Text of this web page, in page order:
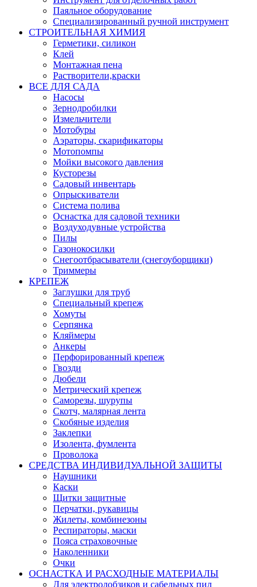
Паяльное оборудование
Специализированный ручной инструмент
СТРОИТЕЛЬНАЯ ХИМИЯ
Герметики, силикон
Клей
Монтажная пена
Растворители,краски
ВСЕ ДЛЯ САДА
Насосы
Зернодробилки
Измельчители
Мотобуры
Аэраторы, скарификаторы
Мотопомпы
Мойки высокого давления
Кусторезы
Садовый инвентарь
Опрыскиватели
Система полива
Оснастка для садовой техники
Воздуходувные устройства
Пилы
Газонокосилки
Снегоотбрасыватели (снегоуборщики)
Триммеры
КРЕПЕЖ
Заглушки для труб
Специальный крепеж
Хомуты
Серпянка
Кляймеры
Анкеры
Перфорированный крепеж
Гвозди
Дюбели
Метрический крепеж
Саморезы, шурупы
Скотч, малярная лента
Скобяные изделия
Заклепки
Изолента, фумлента
Проволока
СРЕДСТВА ИНДИВИДУАЛЬНОЙ ЗАЩИТЫ
Наушники
Каски
Щитки защитные
Перчатки, рукавицы
Жилеты, комбинезоны
Респираторы, маски
Пояса страховочные
Наколенники
Очки
ОСНАСТКА И РАСХОДНЫЕ МАТЕРИАЛЫ
Для электролобзиков и сабельных пил